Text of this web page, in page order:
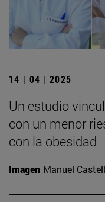
14 | 04 | 2025
Un estudio
con un menor
con la obesidad
Imagen Manuel